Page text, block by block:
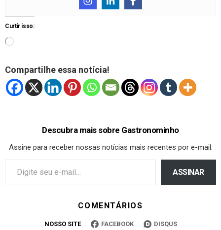
Curtir isso:
Compartilhe essa notícia!
Descubra mais sobre Gastronominho
Assine para receber nossas notícias mais recentes por e-mail.
ASSINAR
COMENTÁRIOS
NOSSO SITE FACEBOOK DISQUS